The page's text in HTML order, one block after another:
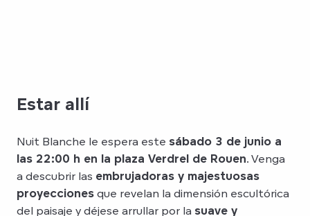
Estar allí
Nuit Blanche le espera este sábado 3 de junio a
las 22:00 h en la plaza Verdrel de Rouen. Venga
a descubrir las embrujadoras y majestuosas
proyecciones que revelan la dimensión escultórica
del paisaje y déjese arrullar por la suave y